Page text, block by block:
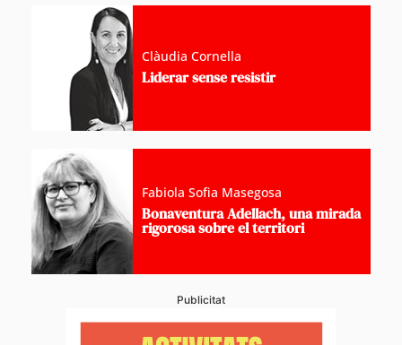
Clàudia Cornella
Liderar sense resistir
Fabiola Sofia Masegosa
Bonaventura Adellach, una mirada
rigorosa sobre el territori
Publicitat